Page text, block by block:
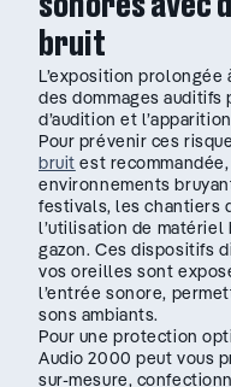
sonores avec
bruit
L’exposition
des dommages auditifs
d’audition et
Pour prévenir ces
bruit est
environnements
festivals, les chantiers
l’utilisation de matériel
gazon. Ces dispositifs
vos oreilles sont
l’entrée sonore,
sons ambiants.
Pour une protection
Audio 2000 peut vous
sur-mesure,